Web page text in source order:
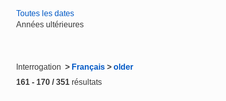
Toutes les dates
Années ultérieures
Interrogation > Français > older
161 - 170 / 351 résultats